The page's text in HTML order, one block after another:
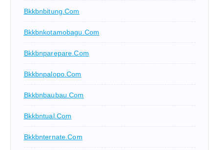
Bkkbnbitung.com
Bkkbnkotamobagu.com
Bkkbnparepare.com
Bkkbnpalopo.com
Bkkbnbaubau.com
Bkkbntual.com
Bkkbnternate.com